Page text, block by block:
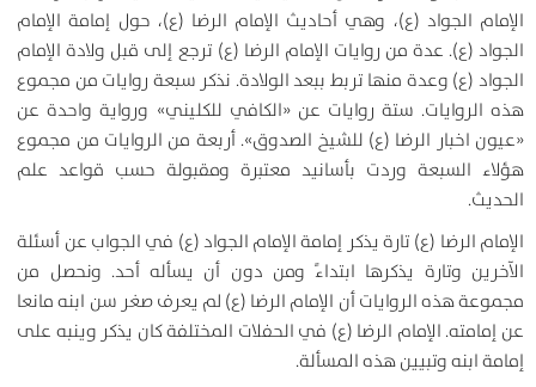
الإمام الجواد (ع)، وهي أحاديث الإمام الرضا (ع)، حول إمامة الإمام
الجواد (ع). عدة من روايات الإمام الرضا (ع) ترجع إلی قبل ولادة الإمام
الجواد (ع) وعدة منها تربط ببعد الولادة. نذکر سبعة روايات من مجموع
هذه الروايات. ستة روايات عن «الکافي للکليني» ورواية واحدة عن
«عيون اخبار الرضا (ع) للشيخ الصدوق». أربعة من الروايات من مجموع
هؤلاء السبعة وردت بأسانید معتبرة ومقبولة حسب قواعد علم
الحديث.
الإمام الرضا (ع) تارة یذکر إمامة الإمام الجواد (ع) في الجواب عن أسئلة
الآخرین وتارة یذکرها ابتداءً ومن دون أن یسأله أحد. ونحصل من
مجموعة هذه الروايات أن الإمام الرضا (ع) لم یعرف صغر سن ابنه مانعا
عن إمامته. الإمام الرضا (ع) في الحفلات المختلفة کان یذکر وینبه علی
إمامة ابنه وتبیین هذه المسألة.